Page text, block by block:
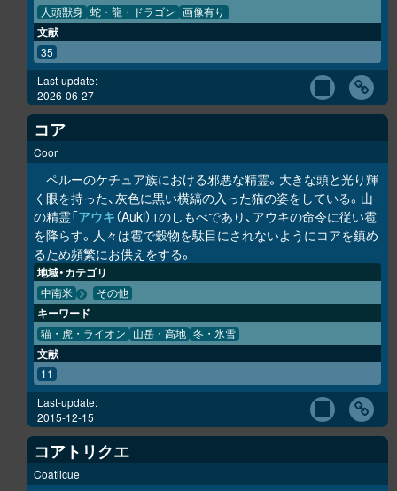
人頭獣身 蛇・龍・ドラゴン 画像有り
文献
35
Last-update:
2026-06-27
コア
Coor
ペルーのケチュア族における邪悪な精霊。大きな頭と光り輝
く眼を持った、灰色に黒い横縞の入った猫の姿をしている。山
の精霊「アウキ（Auki）」のしもべであり、アウキの命令に従い雹
を降らす。人々は雹で穀物を駄目にされないようにコアを鎮め
るため頻繁にお供えをする。
地域・カテゴリ
中南米 その他
キーワード
猫・虎・ライオン 山岳・高地 冬・氷雪
文献
11
Last-update:
2015-12-15
コアトリクエ
Coatlicue